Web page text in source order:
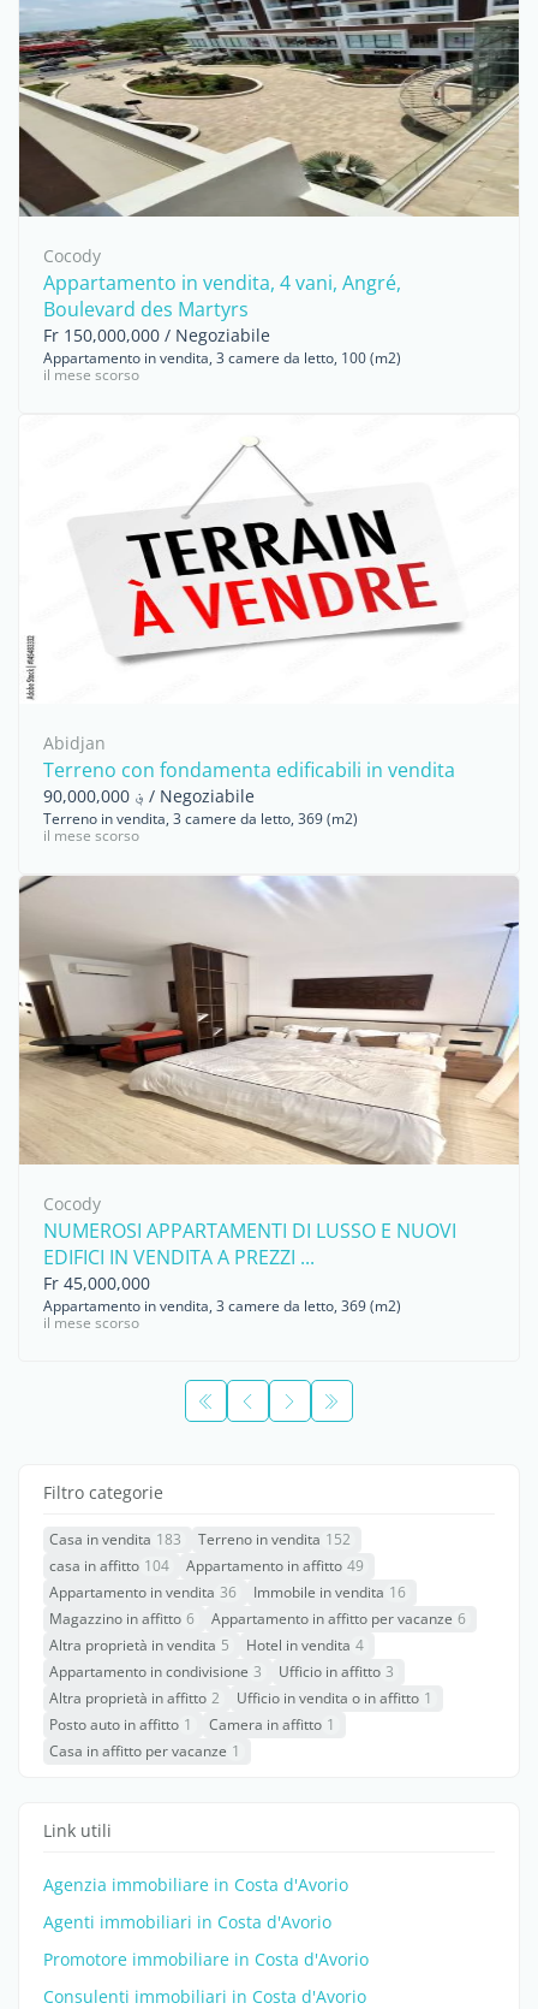
Cocody
Appartamento in vendita, 4 vani, Angré,
Boulevard des Martyrs
Fr 150,000,000 / Negoziabile
Appartamento in vendita, 3 camere da letto, 100 (m2)
il mese scorso
Abidjan
Terreno con fondamenta edificabili in vendita
؋ 90,000,000 / Negoziabile
Terreno in vendita, 3 camere da letto, 369 (m2)
il mese scorso
Cocody
NUMEROSI APPARTAMENTI DI LUSSO E NUOVI
EDIFICI IN VENDITA A PREZZI ...
Fr 45,000,000
Appartamento in vendita, 3 camere da letto, 369 (m2)
il mese scorso
Filtro categorie
Casa in vendita 183 Terreno in vendita 152
casa in affitto 104 Appartamento in affitto 49
Appartamento in vendita 36 Immobile in vendita 16
Magazzino in affitto 6 Appartamento in affitto per vacanze 6
Altra proprietà in vendita 5 Hotel in vendita 4
Appartamento in condivisione 3 Ufficio in affitto 3
Altra proprietà in affitto 2 Ufficio in vendita o in affitto 1
Posto auto in affitto 1 Camera in affitto 1
Casa in affitto per vacanze 1
Link utili
Agenzia immobiliare in Costa d'Avorio
Agenti immobiliari in Costa d'Avorio
Promotore immobiliare in Costa d'Avorio
Consulenti immobiliari in Costa d'Avorio